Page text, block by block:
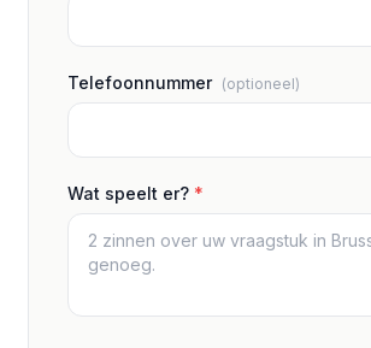
Telefoonnummer (optioneel)
Wat speelt er? *